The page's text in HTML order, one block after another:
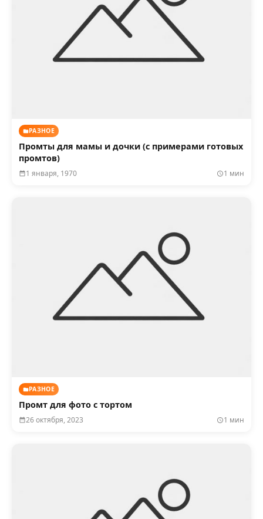
РАЗНОЕ
Промты для мамы и дочки (с примерами готовых
промтов)
1 января, 1970 1 мин
РАЗНОЕ
Промт для фото с тортом
26 октября, 2023 1 мин